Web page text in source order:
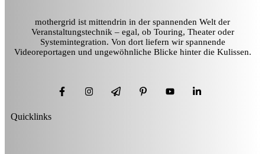
mothergrid ist mittendrin in der spannenden Welt der
Veranstaltungstechnik – egal, ob Touring, Theater oder
Systemintegration. Von dort liefern wir spannende
Videoreportagen und ungewöhnliche Blicke hinter die Kulissen.
Quicklinks